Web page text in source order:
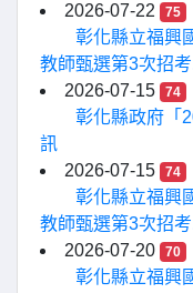
2026-07-22
75
彰化縣立福興
教師甄選第3次招考
2026-07-15
74
彰化縣政府「
訊
2026-07-15
74
彰化縣立福興
教師甄選第3次招考
2026-07-20
70
彰化縣立福興